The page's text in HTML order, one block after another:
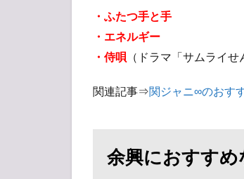
・ふたつ手と手
・エネルギー
・侍唄 （ドラマ「サムライせ
関連記事⇒関ジャニ∞のおす
余興におすす